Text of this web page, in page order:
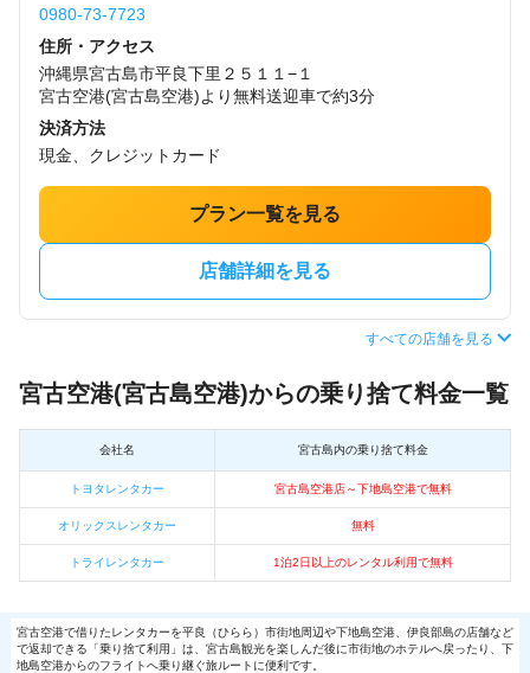
0980-73-7723
住所・アクセス
沖縄県宮古島市平良下里２５１１−１
宮古空港(宮古島空港)より無料送迎車で約3分
決済方法
現金、クレジットカード
プラン一覧を見る
店舗詳細を見る
すべての店舗を見る
宮古空港(宮古島空港)からの乗り捨て料金一覧
会社名 宮古島内の乗り捨て料金
トヨタレンタカー 宮古島空港店～下地島空港で無料
オリックスレンタカー 無料
トライレンタカー 1泊2日以上のレンタル利用で無料
宮古空港で借りたレンタカーを平良（ひらら）市街地周辺や下地島空港、伊良部島の店舗など
で返却できる「乗り捨て利用」は、宮古島観光を楽しんだ後に市街地のホテルへ戻ったり、下
地島空港からのフライトへ乗り継ぐ旅ルートに便利です。